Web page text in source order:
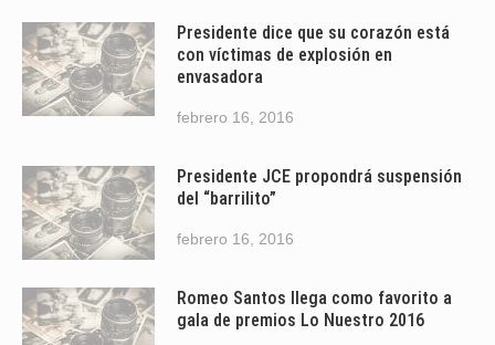
Presidente dice que su corazón está
con víctimas de explosión en
envasadora
febrero 16, 2016
Presidente JCE propondrá suspensión
del “barrilito”
febrero 16, 2016
Romeo Santos llega como favorito a
gala de premios Lo Nuestro 2016